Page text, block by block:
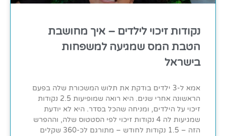
נקודות זיכוי לילדים – איך מחושבת
הטבת המס שמגיעה למשפחות
בישראל
אמא ל-3 ילדים בודקת את תלוש המשכורת שלה בפעם
הראשונה אחרי שנים. היא רואה שמופיעות 2.5 נקודות
זיכוי על הילדים, ומניחה שהכל בסדר. היא לא יודעת
שמגיעות לה 4 נקודות זיכוי לפי הסטטוס שלה, וההפרש
הזה – 1.5 נקודות לחודש – מתורגם לכ-360 שקלים